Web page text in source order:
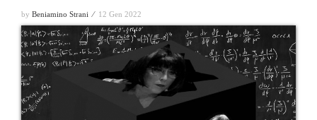
by Beniamino Strani ⁄ 12 Gen 2022